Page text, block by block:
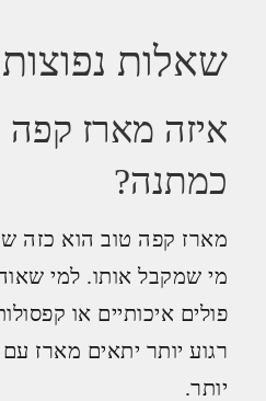
שאלות נפוצות
איזה מארז קפה
כמתנה?
מארז קפה טוב הוא כזה
מי שמקבל אותו. למי שאוהב
פולים איכותיים או קפסולות,
רגוע יותר יתאים מארז עם
יותר.